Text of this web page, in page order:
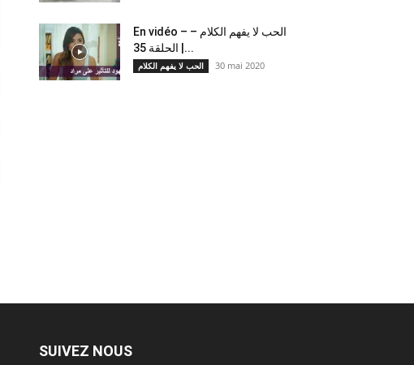
En vidéo – الحب لا يفهم الكلام –
الحلقة 35 |...
الحب لا يفهم الكلام 30 mai 2020
SUIVEZ NOUS